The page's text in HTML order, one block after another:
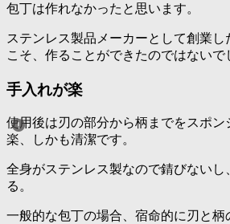
包丁は作れなかったと思います。
ステンレス製品メーカーとして創業し
こそ、作ることができたのではないで
手入れが楽
使用後は刃の部分から柄までをスポン
楽、しかも清潔です。
全身がステンレス製なので錆びないし
る。
一般的な包丁の場合、宿命的に刃と柄